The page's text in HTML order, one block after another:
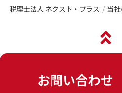
税理士法人 ネクスト・プラス 当
お問い合わせ